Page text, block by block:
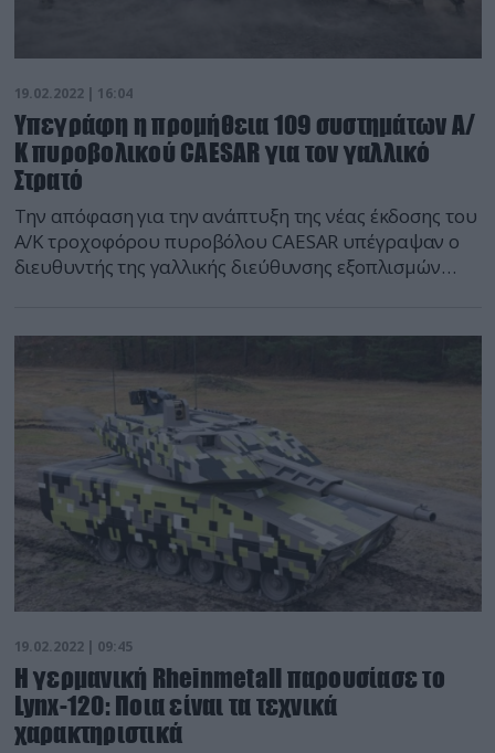
19.02.2022 | 16:04
Υπεγράφη η προμήθεια 109 συστημάτων Α/
Κ πυροβολικού CAESAR για τον γαλλικό
Στρατό
Την απόφαση για την ανάπτυξη της νέας έκδοσης του
Α/Κ τροχοφόρου πυροβόλου CAESAR υπέγραψαν ο
διευθυντής της γαλλικής διεύθυνσης εξοπλισμών
πρωθυπουργού Ζαν Καστέξ. Το συμβόλαιο αφορά
μια έκδοση 6×6 του Α/Κ πυροβόλου των 155 χλστ. και
την παραγωγή 109 συστημάτων […]
19.02.2022 | 09:45
Η γερμανική Rheinmetall παρουσίασε το
Lynx-120: Ποια είναι τα τεχνικά
χαρακτηριστικά